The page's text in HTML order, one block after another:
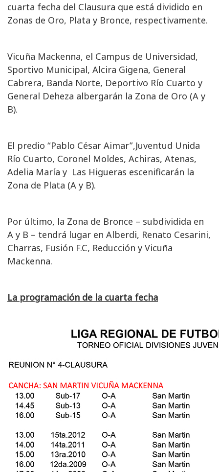
cuarta fecha del Clausura que está dividido en
Zonas de Oro, Plata y Bronce, respectivamente.
Vicuña Mackenna, el Campus de Universidad,
Sportivo Municipal, Alcira Gigena, General
Cabrera, Banda Norte, Deportivo Río Cuarto y
General Deheza albergarán la Zona de Oro (A y
B).
El predio “Pablo César Aimar”,Juventud Unida
Río Cuarto, Coronel Moldes, Achiras, Atenas,
Adelia María y Las Higueras escenificarán la
Zona de Plata (A y B).
Por último, la Zona de Bronce – subdividida en
A y B – tendrá lugar en Alberdi, Renato Cesarini,
Charras, Fusión F.C, Reducción y Vicuña
Mackenna.
La programación de la cuarta fecha